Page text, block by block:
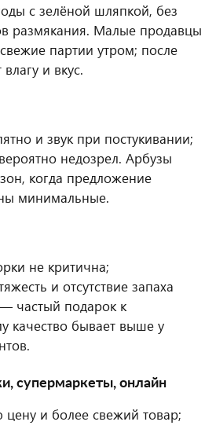
с зелёной шляпкой, без
размякания. Малые продавцы
партии утром; после
и вкус.
и звук при постукивании;
недозрел. Арбузы
когда предложение
минимальные.
не критична;
и отсутствие запаха
частый подарок к
качество бывает выше у
супермаркеты, онлайн
и более свежий товар;